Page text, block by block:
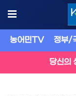
농어민TV 정부/
당신의